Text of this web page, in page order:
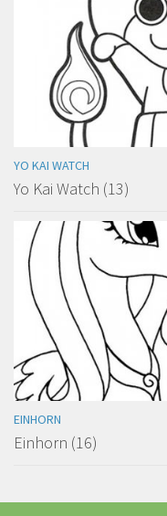
YO KAI WATCH
Yo Kai Watch (13)
EINHORN
Einhorn (16)